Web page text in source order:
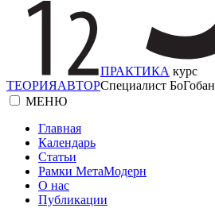
ТЕОРИЯАВТОР
ПРАКТИКА курс
Специалист БоГобан
МЕНЮ
Главная
Календарь
Статьи
Рамки МетаМодерн
О нас
Публикации